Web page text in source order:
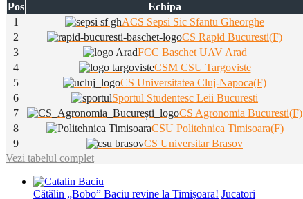
Pos Echipa
1
ACS Sepsi Sic Sfantu Gheorghe
2
CS Rapid Bucuresti(F)
3
FCC Baschet UAV Arad
4
CSM CSU Targoviste
5
CS Universitatea Cluj-Napoca(F)
6
Sportul Studentesc Leii Bucuresti
7
CS Agronomia Bucuresti(F)
8
CSU Politehnica Timisoara(F)
9
CS Universitar Brasov
Vezi tabelul complet
Cătălin „Bobo” Baciu revine la Timișoara! Jucatori